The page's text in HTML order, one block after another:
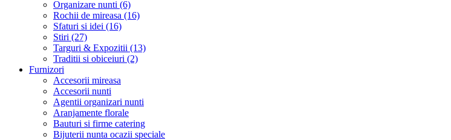
Organizare nunti (6)
Rochii de mireasa (16)
Sfaturi si idei (16)
Stiri (27)
Targuri & Expozitii (13)
Traditii si obiceiuri (2)
Furnizori
Accesorii mireasa
Accesorii nunti
Agentii organizari nunti
Aranjamente florale
Bauturi si firme catering
Bijuterii nunta ocazii speciale